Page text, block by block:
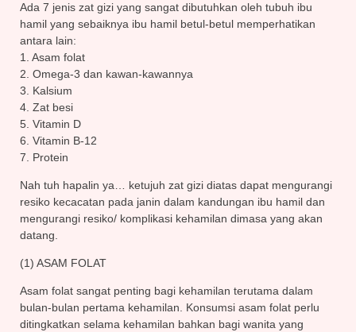
Ada 7 jenis zat gizi yang sangat dibutuhkan oleh tubuh ibu
hamil yang sebaiknya ibu hamil betul-betul memperhatikan
antara lain:
1. Asam folat
2. Omega-3 dan kawan-kawannya
3. Kalsium
4. Zat besi
5. Vitamin D
6. Vitamin B-12
7. Protein
Nah tuh hapalin ya… ketujuh zat gizi diatas dapat mengurangi
resiko kecacatan pada janin dalam kandungan ibu hamil dan
mengurangi resiko/ komplikasi kehamilan dimasa yang akan
datang.
(1) ASAM FOLAT
Asam folat sangat penting bagi kehamilan terutama dalam
bulan-bulan pertama kehamilan. Konsumsi asam folat perlu
ditingkatkan selama kehamilan bahkan bagi wanita yang